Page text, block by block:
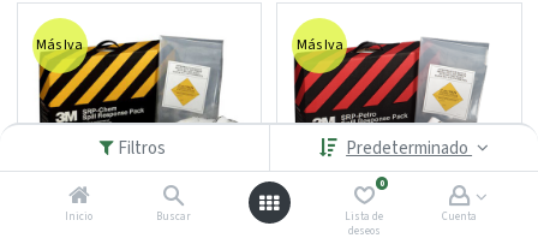
Filtros Predeterminado
Inicio Buscar
0
Lista de
deseos
Cuenta
Más Iva Más Iva